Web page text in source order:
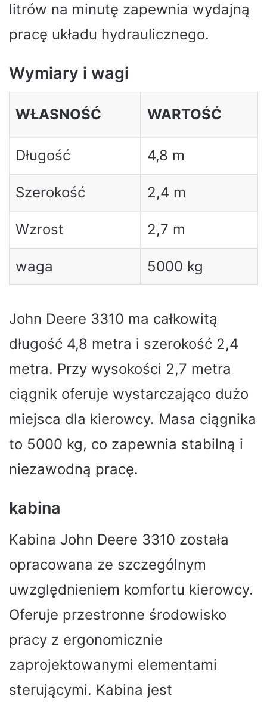
litrów na minutę zapewnia wydajną
pracę układu hydraulicznego.
Wymiary i wagi
WŁASNOŚĆ WARTOŚĆ
Długość 4,8 m
Szerokość 2,4 m
Wzrost 2,7 m
waga 5000 kg
John Deere 3310 ma całkowitą
długość 4,8 metra i szerokość 2,4
metra. Przy wysokości 2,7 metra
ciągnik oferuje wystarczająco dużo
miejsca dla kierowcy. Masa ciągnika
to 5000 kg, co zapewnia stabilną i
niezawodną pracę.
kabina
Kabina John Deere 3310 została
opracowana ze szczególnym
uwzględnieniem komfortu kierowcy.
Oferuje przestronne środowisko
pracy z ergonomicznie
zaprojektowanymi elementami
sterującymi. Kabina jest